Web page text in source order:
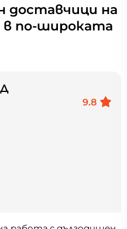
доставчици на
в по-широката
9.8